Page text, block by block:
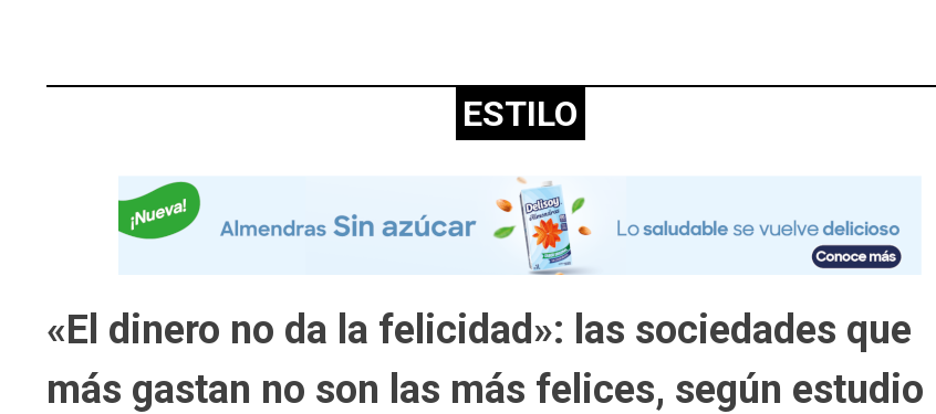
ESTILO
«El dinero no da la felicidad»: las sociedades que
más gastan no son las más felices, según estudio